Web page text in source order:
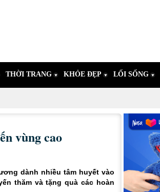
THỜI TRANG KHỎE ĐẸP LỐI SỐNG
vùng cao
dành nhiều tâm huyết vào
thăm và tặng quà các hoàn